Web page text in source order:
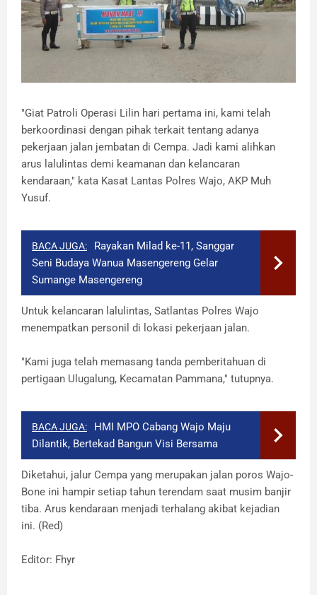
"Giat Patroli Operasi Lilin hari pertama ini, kami telah
berkoordinasi dengan pihak terkait tentang adanya
pekerjaan jalan jembatan di Cempa. Jadi kami alihkan
arus lalulintas demi keamanan dan kelancaran
kendaraan," kata Kasat Lantas Polres Wajo, AKP Muh
Yusuf.
BACA JUGA:
Rayakan Milad ke-11, Sanggar
Seni Budaya Wanua Masengereng Gelar
Sumange Masengereng
Untuk kelancaran lalulintas, Satlantas Polres Wajo
menempatkan personil di lokasi pekerjaan jalan.
"Kami juga telah memasang tanda pemberitahuan di
pertigaan Ulugalung, Kecamatan Pammana," tutupnya.
BACA JUGA:
HMI MPO Cabang Wajo Maju
Dilantik, Bertekad Bangun Visi Bersama
Diketahui, jalur Cempa yang merupakan jalan poros Wajo-
Bone ini hampir setiap tahun terendam saat musim banjir
tiba. Arus kendaraan menjadi terhalang akibat kejadian
ini. (Red)
Editor: Fhyr